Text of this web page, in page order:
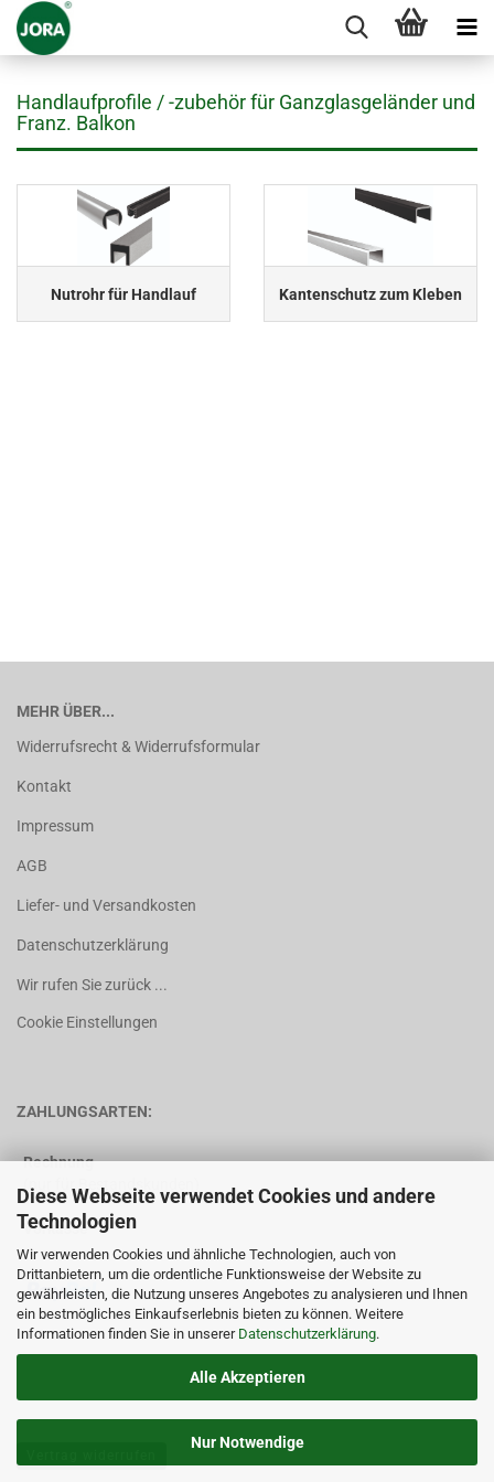
Diese Webseite verwendet Cookies und andere
Technologien
Wir verwenden Cookies und ähnliche Technologien, auch von
Drittanbietern, um die ordentliche Funktionsweise der Website zu
gewährleisten, die Nutzung unseres Angebotes zu analysieren und Ihnen
ein bestmögliches Einkaufserlebnis bieten zu können. Weitere
Informationen finden Sie in unserer Datenschutzerklärung.
Alle Akzeptieren
Nur Notwendige
Handlaufprofile / -zubehör für Ganzglasgeländer und
Franz. Balkon
Nutrohr für Handlauf Kantenschutz zum Kleben
MEHR ÜBER...
Widerrufsrecht & Widerrufsformular
Kontakt
Impressum
AGB
Liefer- und Versandkosten
Datenschutzerklärung
Wir rufen Sie zurück ...
Cookie Einstellungen
ZAHLUNGSARTEN:
Rechnung
(nur für Bestandskunden)
Vorkasse